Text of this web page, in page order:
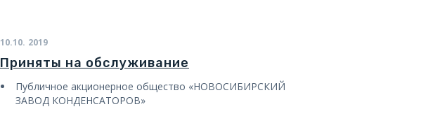
10.10. 2019
Приняты на обслуживание
Публичное акционерное общество «НОВОСИБИРСКИЙ
ЗАВОД КОНДЕНСАТОРОВ»